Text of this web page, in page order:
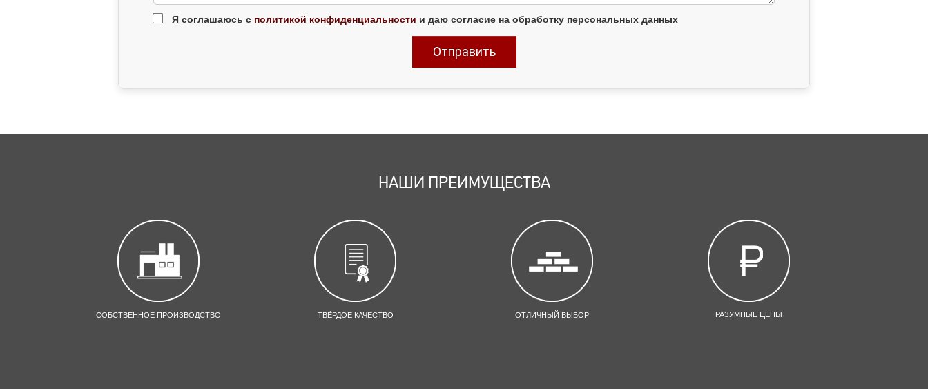
Я соглашаюсь с политикой конфиденциальности и даю согласие на обработку персональных данных
НАШИ ПРЕИМУЩЕСТВА
СОБСТВЕННОЕ ПРОИЗВОДСТВО ТВЁРДОЕ КАЧЕСТВО ОТЛИЧНЫЙ ВЫБОР РАЗУМНЫЕ ЦЕНЫ